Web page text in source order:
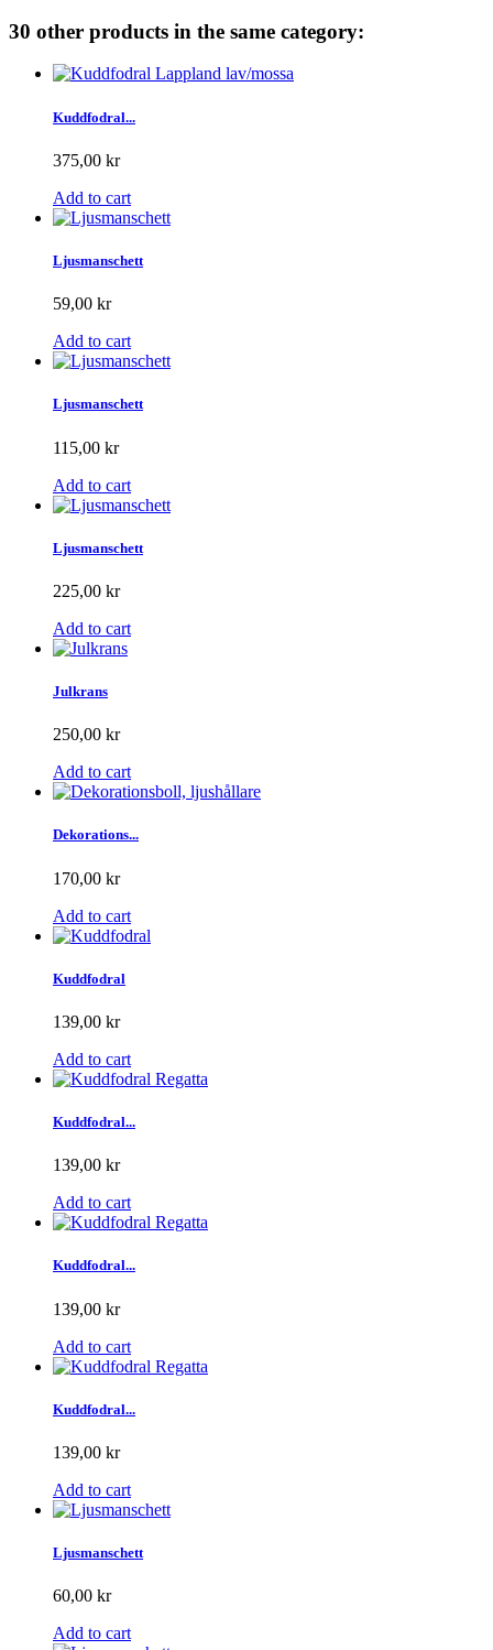
30 other products in the same category:
Kuddfodral...
375,00 kr
Add to cart
Ljusmanschett
59,00 kr
Add to cart
Ljusmanschett
115,00 kr
Add to cart
Ljusmanschett
225,00 kr
Add to cart
Julkrans
250,00 kr
Add to cart
Dekorations...
170,00 kr
Add to cart
Kuddfodral
139,00 kr
Add to cart
Kuddfodral...
139,00 kr
Add to cart
Kuddfodral...
139,00 kr
Add to cart
Kuddfodral...
139,00 kr
Add to cart
Ljusmanschett
60,00 kr
Add to cart